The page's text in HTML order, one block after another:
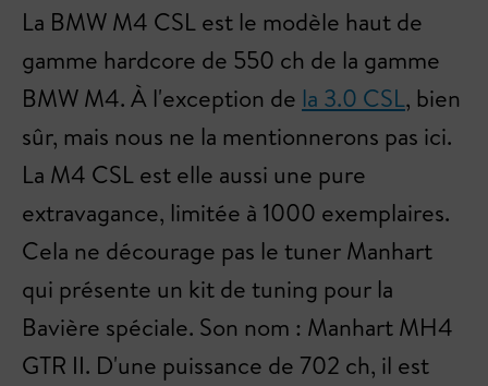
La BMW M4 CSL est le modèle haut de
gamme hardcore de 550 ch de la gamme
BMW M4. À l'exception de la 3.0 CSL, bien
sûr, mais nous ne la mentionnerons pas ici.
La M4 CSL est elle aussi une pure
extravagance, limitée à 1000 exemplaires.
Cela ne décourage pas le tuner Manhart
qui présente un kit de tuning pour la
Bavière spéciale. Son nom : Manhart MH4
GTR II. D'une puissance de 702 ch, il est